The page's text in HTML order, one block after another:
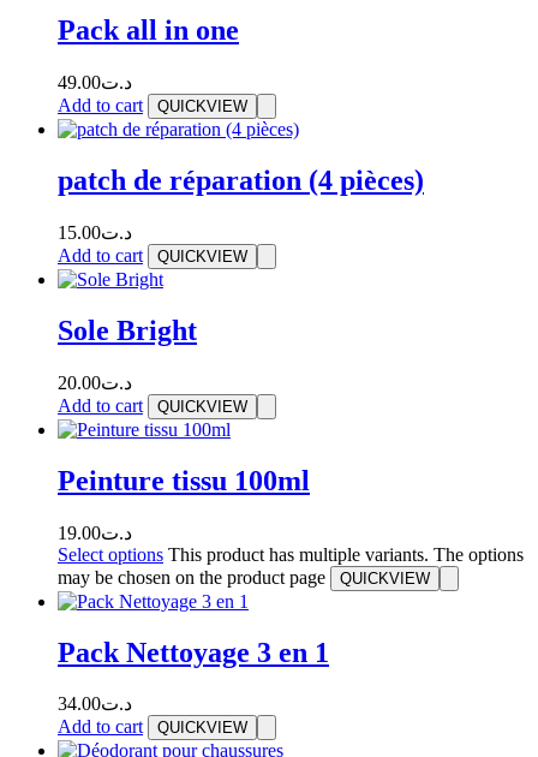
Pack all in one
د.ت49.00
Add to cart
QUICKVIEW
patch de réparation (4 pièces)
د.ت15.00
Add to cart
QUICKVIEW
Sole Bright
د.ت20.00
Add to cart
QUICKVIEW
Peinture tissu 100ml
د.ت19.00
Select options This product has multiple variants. The options
may be chosen on the product page
QUICKVIEW
Pack Nettoyage 3 en 1
د.ت34.00
Add to cart
QUICKVIEW